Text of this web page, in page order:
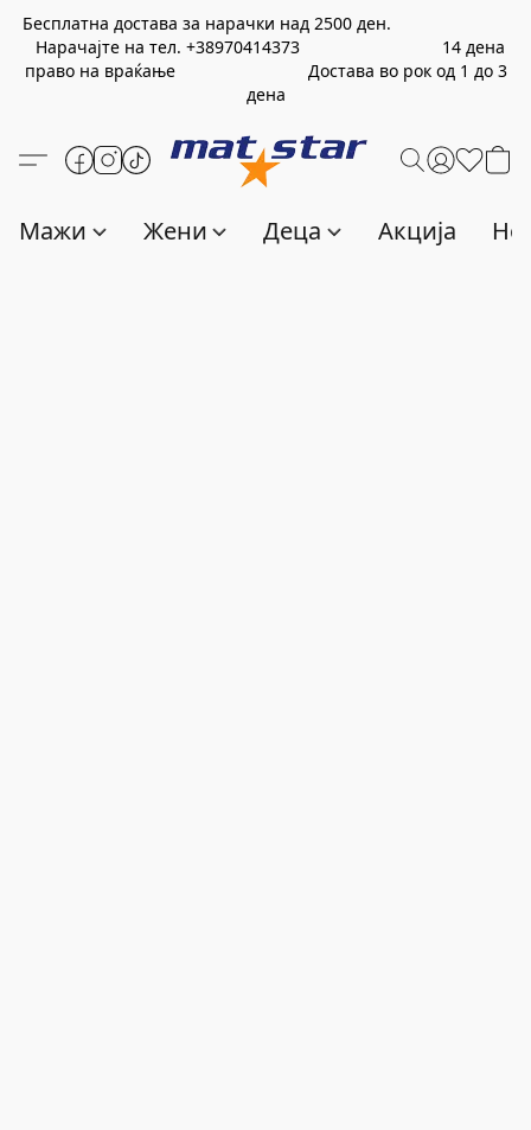
Бесплатна достава за нарачки над 2500 ден.
Нарачајте на тел. +38970414373 14 дена
право на враќање Достава во рок од 1 до 3
дена
Мажи Жени Деца Акција